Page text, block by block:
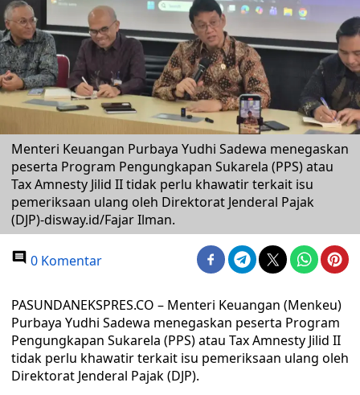
Menteri Keuangan Purbaya Yudhi Sadewa menegaskan
peserta Program Pengungkapan Sukarela (PPS) atau
Tax Amnesty Jilid II tidak perlu khawatir terkait isu
pemeriksaan ulang oleh Direktorat Jenderal Pajak
(DJP)-disway.id/Fajar Ilman.
0 Komentar
PASUNDANEKSPRES.CO – Menteri Keuangan (Menkeu)
Purbaya Yudhi Sadewa menegaskan peserta Program
Pengungkapan Sukarela (PPS) atau Tax Amnesty Jilid II
tidak perlu khawatir terkait isu pemeriksaan ulang oleh
Direktorat Jenderal Pajak (DJP).